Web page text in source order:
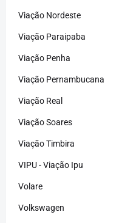
Viação Nordeste
Viação Paraipaba
Viação Penha
Viação Pernambucana
Viação Real
Viação Soares
Viação Timbira
VIPU - Viação Ipu
Volare
Volkswagen